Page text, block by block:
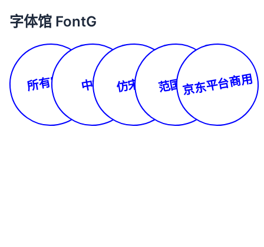
字体馆 FontG
所有字体 中文 仿宋体 范国平京东平台商用